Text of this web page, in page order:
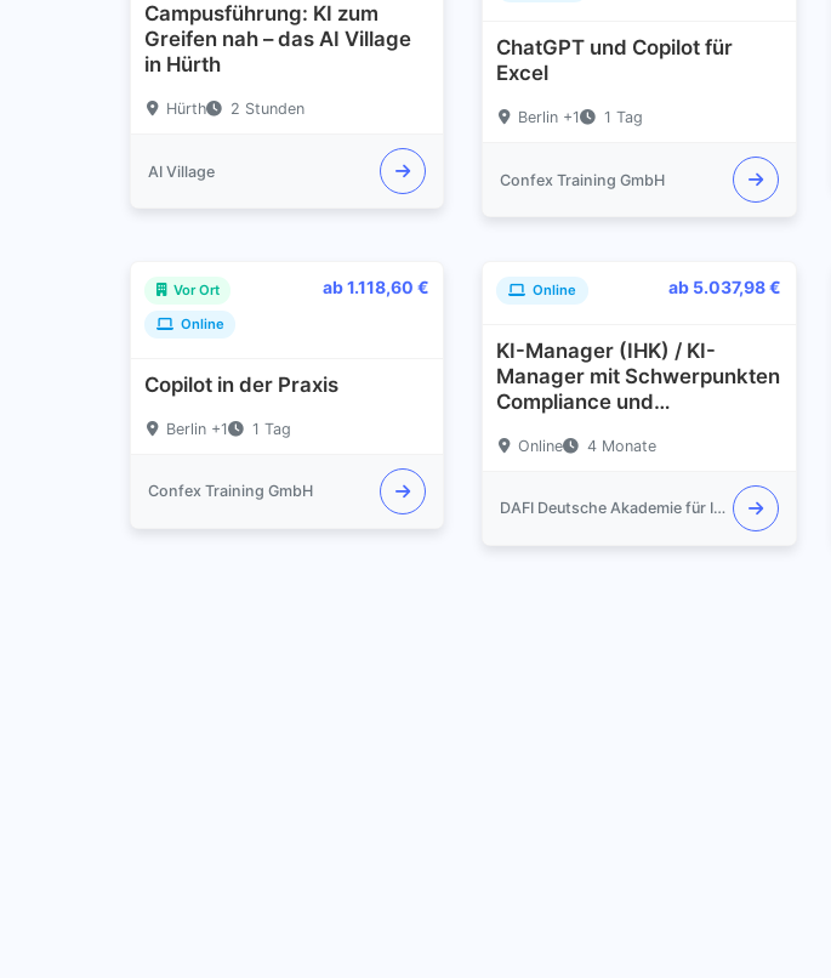
Campusführung: KI zum
Greifen nah – das AI Village
in Hürth
Hürth 2 Stunden
AI Village
ChatGPT und Copilot für
Excel
Berlin +1 1 Tag
Confex Training GmbH
Vor Ort
Online
ab 1.118,60 €
Copilot in der Praxis
Berlin +1 1 Tag
Confex Training GmbH
Online ab 5.037,98 €
KI-Manager (IHK) / KI-
Manager mit Schwerpunkten
Compliance und
Online 4 Monate
DAFI Deutsche Akademie für Informationssicherheit GmbH